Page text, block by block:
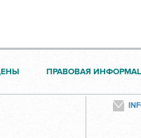
ПРАВОВАЯ